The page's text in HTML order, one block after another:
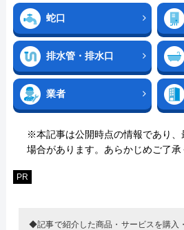
蛇口
排水管・排水口
業者
※本記事は公開時点の情報であり、
場合があります。あらかじめご了承
PR
◆記事で紹介した商品・サービスを購入